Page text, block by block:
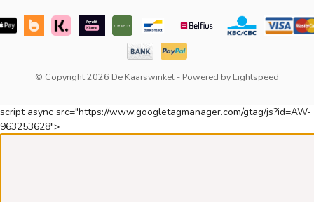
© Copyright 2026 De Kaarswinkel - Powered by Lightspeed
script async src="https://www.googletagmanager.com/gtag/js?id=AW-
963253628">